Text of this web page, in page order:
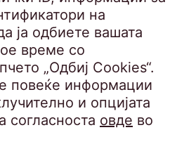
на правата на
безбедност